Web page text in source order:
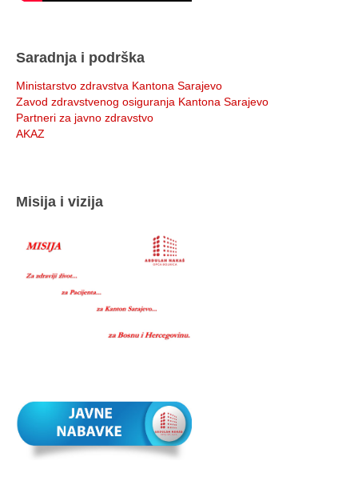
Saradnja i podrška
Ministarstvo zdravstva Kantona Sarajevo
Zavod zdravstvenog osiguranja Kantona Sarajevo
Partneri za javno zdravstvo
AKAZ
Misija i vizija